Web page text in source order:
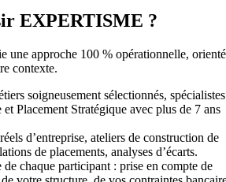
EXPERTISME ?
approche 100 % opérationnelle,
contexte.
soigneusement sélectionnés, spécialistes
Placement Stratégique avec plus de 7 ans
d’entreprise, ateliers de construction de
de placements, analyses d’écarts.
chaque participant : prise en compte de